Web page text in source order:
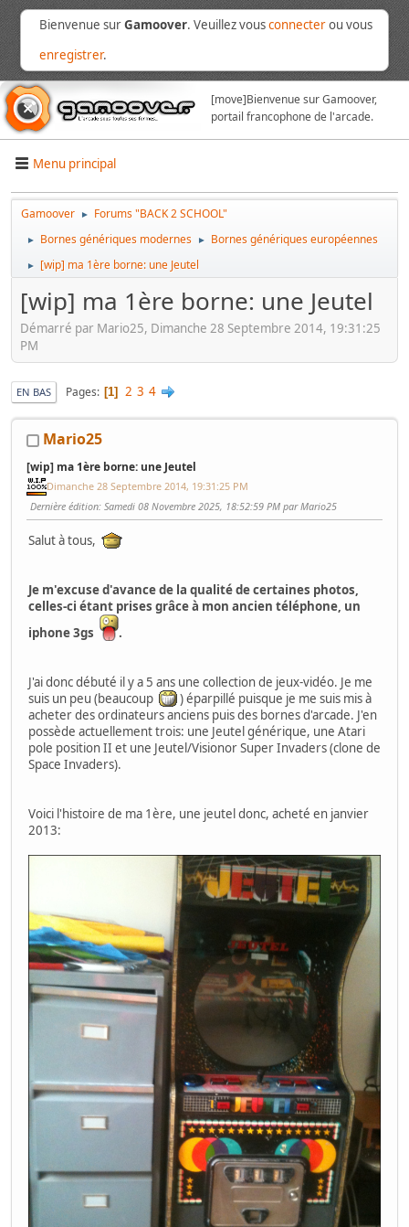
Bienvenue surGamoover. Veuillez vousconnecterou vous
enregistrer.
[move]Bienvenue sur Gamoover,
portail francophone de l'arcade.
Menu principal
Gamoover ► Forums "BACK 2 SCHOOL"
► Bornes génériques modernes ► Bornes génériques européennes
► [wip] ma 1ère borne: une Jeutel
[wip] ma 1ère borne: une Jeutel
Démarré par Mario25, Dimanche 28 Septembre 2014, 19:31:25
PM
EN BAS Pages 1 2 3 4
Mario25
[wip] ma 1ère borne: une Jeutel
Dimanche 28 Septembre 2014, 19:31:25 PM
Dernière édition: Samedi 08 Novembre 2025, 18:52:59 PM par Mario25
Salut à tous,
Je m'excuse d'avance de la qualité de certaines photos,
celles-ci étant prises grâce à mon ancien téléphone, un
iphone 3gs
.
J'ai donc débuté il y a 5 ans une collection de jeux-vidéo. Je me
suis un peu (beaucoup
) éparpillé puisque je me suis mis à
acheter des ordinateurs anciens puis des bornes d'arcade. J'en
possède actuellement trois: une Jeutel générique, une Atari
pole position II et une Jeutel/Visionor Super Invaders (clone de
Space Invaders).
Voici l'histoire de ma 1ère, une jeutel donc, acheté en janvier
2013: